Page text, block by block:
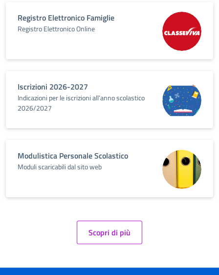
Registro Elettronico Famiglie
Registro Elettronico Online
Iscrizioni 2026-2027
Indicazioni per le iscrizioni all’anno scolastico
2026/2027
Modulistica Personale Scolastico
Moduli scaricabili dal sito web
Scopri di più